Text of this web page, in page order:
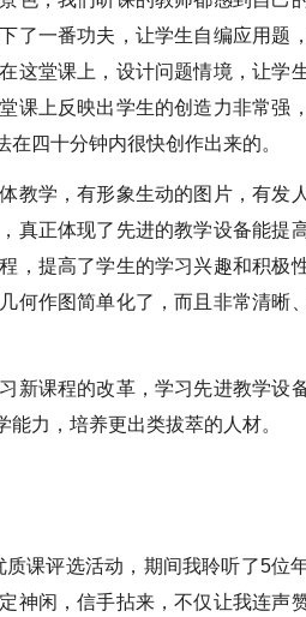
了一番功夫，让学生自编应用题
这堂课上，设计问题情境，让学
课上反映出学生的创造力非常强
四十分钟内很快创作出来的。
教学，有形象生动的图片，有发
真正体现了先进的教学设备能提
，提高了学生的学习兴趣和积极
何作图简单化了，而且非常清晰
新课程的改革，学习先进教学设
力，培养更出类拔萃的人材。
课评选活动，期间我聆听了5位
神闲，信手拈来，不仅让我连声